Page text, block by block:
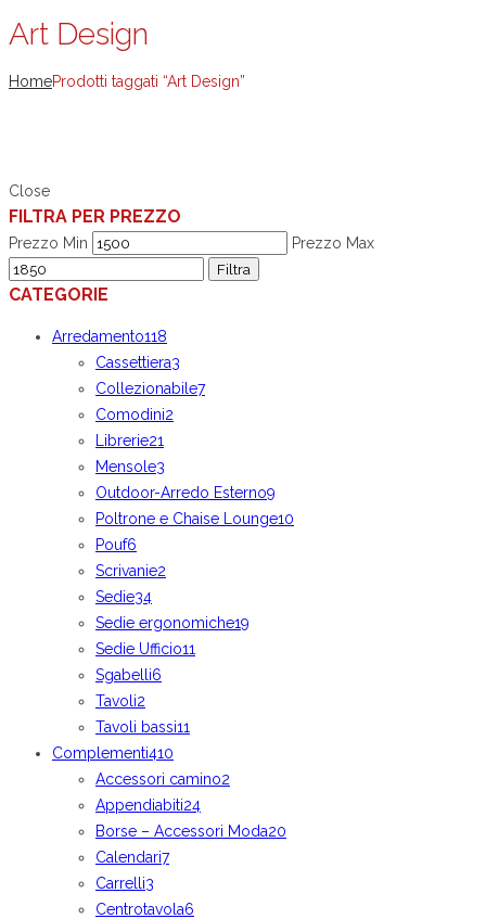
Art Design
HomeProdotti taggati “Art Design”
Close
FILTRA PER PREZZO
Prezzo Min
Prezzo Max
Filtra
CATEGORIE
Arredamento118
Cassettiera3
Collezionabile7
Comodini2
Librerie21
Mensole3
Outdoor-Arredo Esterno9
Poltrone e Chaise Lounge10
Pouf6
Scrivanie2
Sedie34
Sedie ergonomiche19
Sedie Ufficio11
Sgabelli6
Tavoli2
Tavoli bassi11
Complementi410
Accessori camino2
Appendiabiti24
Borse – Accessori Moda20
Calendari7
Carrelli3
Centrotavola6